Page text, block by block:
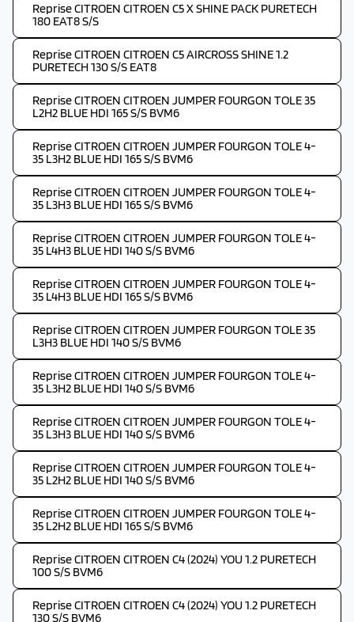
Reprise CITROEN CITROEN C5 X SHINE PACK PURETECH
180 EAT8 S/S
Reprise CITROEN CITROEN C5 AIRCROSS SHINE 1.2
PURETECH 130 S/S EAT8
Reprise CITROEN CITROEN JUMPER FOURGON TOLE 35
L2H2 BLUE HDI 165 S/S BVM6
Reprise CITROEN CITROEN JUMPER FOURGON TOLE 4-
35 L3H2 BLUE HDI 165 S/S BVM6
Reprise CITROEN CITROEN JUMPER FOURGON TOLE 4-
35 L3H3 BLUE HDI 165 S/S BVM6
Reprise CITROEN CITROEN JUMPER FOURGON TOLE 4-
35 L4H3 BLUE HDI 140 S/S BVM6
Reprise CITROEN CITROEN JUMPER FOURGON TOLE 4-
35 L4H3 BLUE HDI 165 S/S BVM6
Reprise CITROEN CITROEN JUMPER FOURGON TOLE 35
L3H3 BLUE HDI 140 S/S BVM6
Reprise CITROEN CITROEN JUMPER FOURGON TOLE 4-
35 L3H2 BLUE HDI 140 S/S BVM6
Reprise CITROEN CITROEN JUMPER FOURGON TOLE 4-
35 L3H3 BLUE HDI 140 S/S BVM6
Reprise CITROEN CITROEN JUMPER FOURGON TOLE 4-
35 L2H2 BLUE HDI 140 S/S BVM6
Reprise CITROEN CITROEN JUMPER FOURGON TOLE 4-
35 L2H2 BLUE HDI 165 S/S BVM6
Reprise CITROEN CITROEN C4 (2024) YOU 1.2 PURETECH
100 S/S BVM6
Reprise CITROEN CITROEN C4 (2024) YOU 1.2 PURETECH
130 S/S BVM6